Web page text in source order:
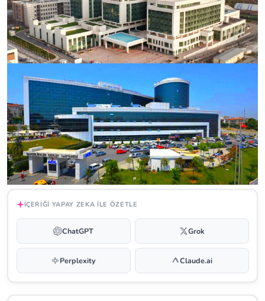
İÇERIĞI YAPAY ZEKA ILE ÖZETLE
ChatGPT Grok
Perplexity Claude.ai